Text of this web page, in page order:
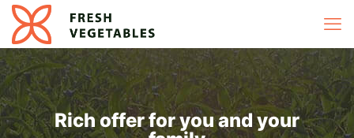
Rich offer for you and your